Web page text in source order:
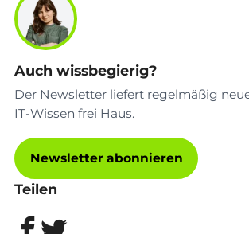
Auch wissbegierig?
Der Newsletter liefert regelmäßig
IT-Wissen frei Haus.
Newsletter abonnieren
Teilen